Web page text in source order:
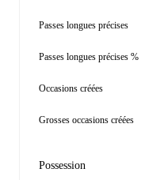
Passes longues précises
Passes longues précises %
Occasions créées
Grosses occasions créées
Possession